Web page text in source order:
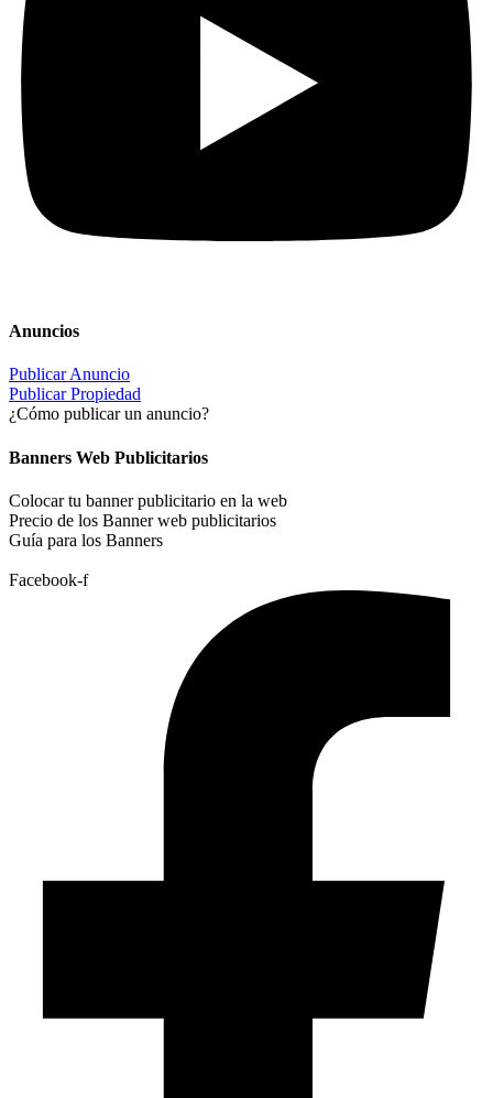
Anuncios
Publicar Anuncio
Publicar Propiedad
¿Cómo publicar un anuncio?
Banners Web Publicitarios
Colocar tu banner publicitario en la web
Precio de los Banner web publicitarios
Guía para los Banners
Facebook-f